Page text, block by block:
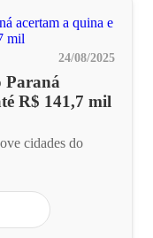
24/08/2025
Paraná
R$ 141,7 mil
cidades do